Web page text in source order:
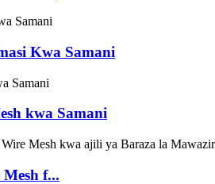
Kwa Samani
kwa Samani
f...